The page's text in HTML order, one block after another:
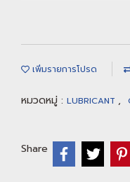
เพิ่มรายการโปรด
หมวดหมู่ : LUBRICANT ,
Share